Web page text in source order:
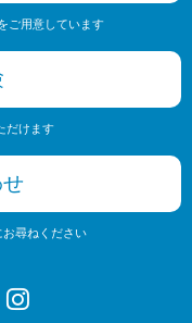
ご用意しています
だけます
尋ねください